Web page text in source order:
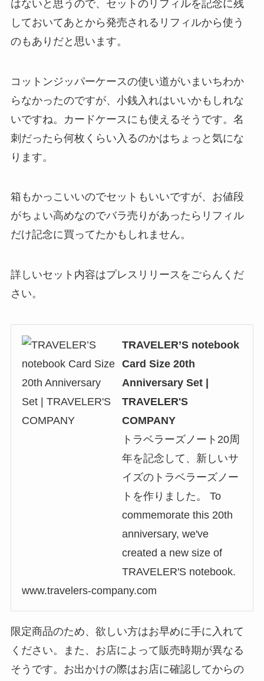
はないと思うので、セットのリフィルを記念に残
しておいてあとから発売されるリフィルから使う
のもありだと思います。
コットンジッパーケースの使い道がいまいちわか
らなかったのですが、小銭入れはいいかもしれな
いですね。カードケースにも使えるそうです。名
刺だったら何枚くらい入るのかはちょっと気にな
ります。
箱もかっこいいのでセットもいいですが、お値段
がちょい高めなのでバラ売りがあったらリフィル
だけ記念に買ってたかもしれません。
詳しいセット内容はプレスリリースをごらんくだ
さい。
TRAVELER’S notebook
Card Size 20th
Anniversary Set |
TRAVELER'S
COMPANY
トラベラーズノート20周
年を記念して、新しいサ
イズのトラベラーズノー
トを作りました。 To
commemorate this 20th
anniversary, we've
created a new size of
TRAVELER'S notebook.
www.travelers-company.com
限定商品のため、欲しい方はお早めに手に入れて
ください。また、お店によって販売時期が異なる
そうです。お出かけの際はお店に確認してからの